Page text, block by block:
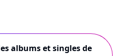
albums et singles de